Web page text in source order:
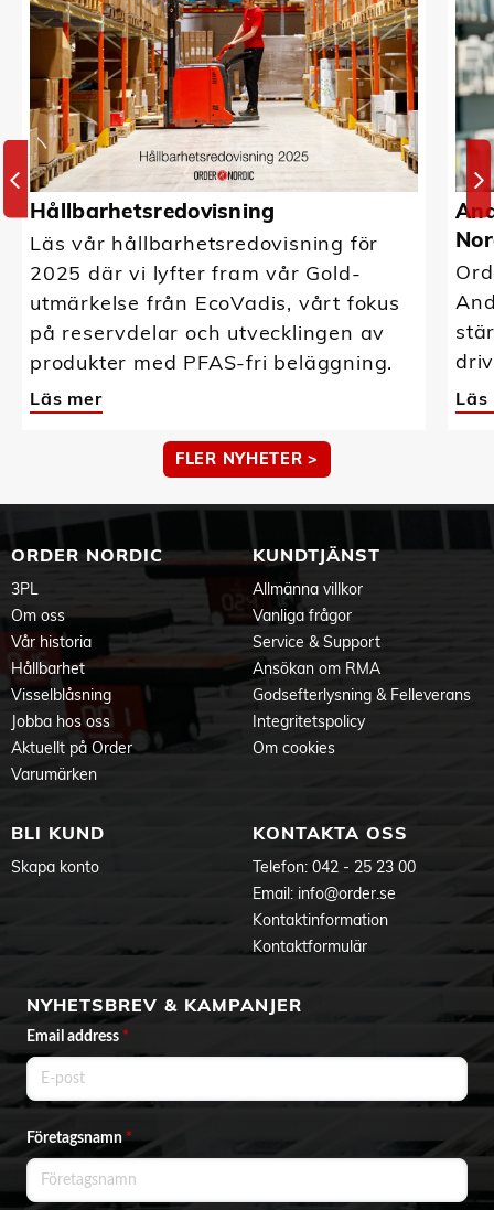
Hållbarhetsredovisning
Läs vår hållbarhetsredovisning för
2025 där vi lyfter fram vår Gold-
utmärkelse från EcoVadis, vårt fokus
på reservdelar och utvecklingen av
produkter med PFAS-fri beläggning.
Läs mer Läs
FLER NYHETER >
ORDER NORDIC
3PL
Om oss
Vår historia
Hållbarhet
Visselblåsning
Jobba hos oss
Aktuellt på Order
Varumärken
KUNDTJÄNST
Allmänna villkor
Vanliga frågor
Service & Support
Ansökan om RMA
Godsefterlysning & Felleverans
Integritetspolicy
Om cookies
BLI KUND
Skapa konto
KONTAKTA OSS
Telefon: 042 - 25 23 00
Email: info@order.se
Kontaktinformation
Kontaktformulär
NYHETSBREV & KAMPANJER
Email address *
Företagsnamn*